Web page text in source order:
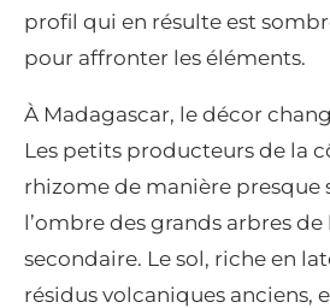
profil qui en résulte est
pour affronter les éléments.
À Madagascar, le décor
Les petits producteurs de la
rhizome de manière presque
l’ombre des grands arbres
secondaire. Le sol, riche en
résidus volcaniques anciens,